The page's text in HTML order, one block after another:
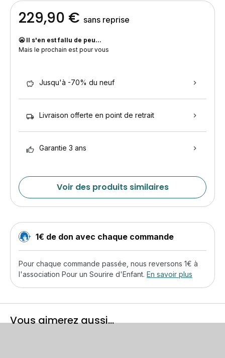
229,90 € sans reprise
😬 Il s'en est fallu de peu...
Mais le prochain est pour vous
Jusqu'à -70% du neuf
Livraison offerte en point de retrait
Garantie 3 ans
Voir des produits similaires
1€ de don avec chaque commande
Pour chaque commande passée, nous reversons 1€ à
l'association Pour un Sourire d'Enfant. En savoir plus
Vous aimerez aussi...